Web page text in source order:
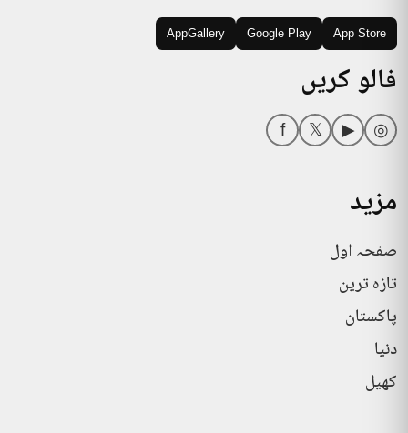
App Store
Google Play
AppGallery
فالو کریں
◎
▶
𝕏
f
مزید
صفحہ اول
تازہ ترین
پاکستان
دنیا
کھیل